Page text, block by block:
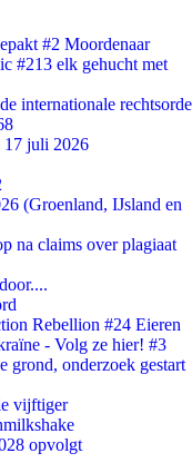
#2 Moordenaar
#213 elk gehucht met
internationale rechtsorde
17 juli 2026
(Groenland, IJsland en
na claims over plagiaat
Rebellion #24 Eieren
- Volg ze hier! #3
grond, onderzoek gestart
vijftiger
opvolgt